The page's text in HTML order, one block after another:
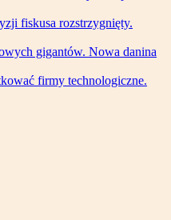
fiskusa rozstrzygnięty.
gigantów. Nowa danina
firmy technologiczne.